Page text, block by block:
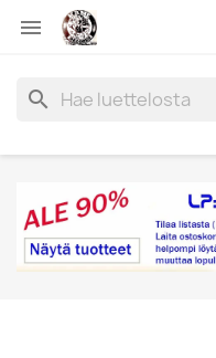

search